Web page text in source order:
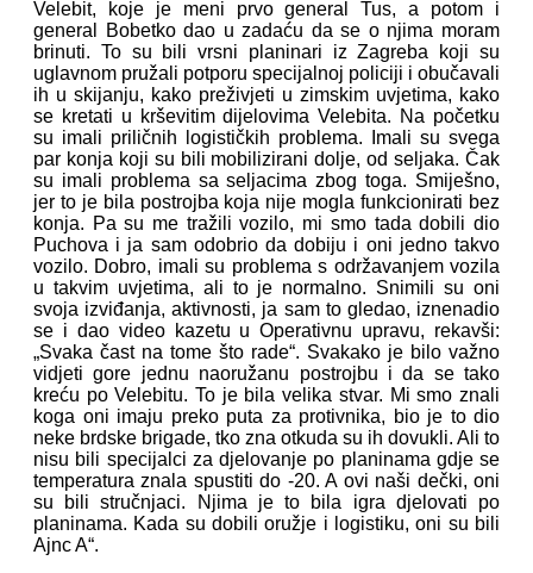
Velebit, koje je meni prvo general Tus, a potom i
general Bobetko dao u zadaću da se o njima moram
brinuti. To su bili vrsni planinari iz Zagreba koji su
uglavnom pružali potporu specijalnoj policiji i obučavali
ih u skijanju, kako preživjeti u zimskim uvjetima, kako
se kretati u krševitim dijelovima Velebita. Na početku
su imali priličnih logističkih problema. Imali su svega
par konja koji su bili mobilizirani dolje, od seljaka. Čak
su imali problema sa seljacima zbog toga. Smiješno,
jer to je bila postrojba koja nije mogla funkcionirati bez
konja. Pa su me tražili vozilo, mi smo tada dobili dio
Puchova i ja sam odobrio da dobiju i oni jedno takvo
vozilo. Dobro, imali su problema s održavanjem vozila
u takvim uvjetima, ali to je normalno. Snimili su oni
svoja izviđanja, aktivnosti, ja sam to gledao, iznenadio
se i dao video kazetu u Operativnu upravu, rekavši:
„Svaka čast na tome što rade“. Svakako je bilo važno
vidjeti gore jednu naoružanu postrojbu i da se tako
kreću po Velebitu. To je bila velika stvar. Mi smo znali
koga oni imaju preko puta za protivnika, bio je to dio
neke brdske brigade, tko zna otkuda su ih dovukli. Ali to
nisu bili specijalci za djelovanje po planinama gdje se
temperatura znala spustiti do -20. A ovi naši dečki, oni
su bili stručnjaci. Njima je to bila igra djelovati po
planinama. Kada su dobili oružje i logistiku, oni su bili
Ajnc A“.